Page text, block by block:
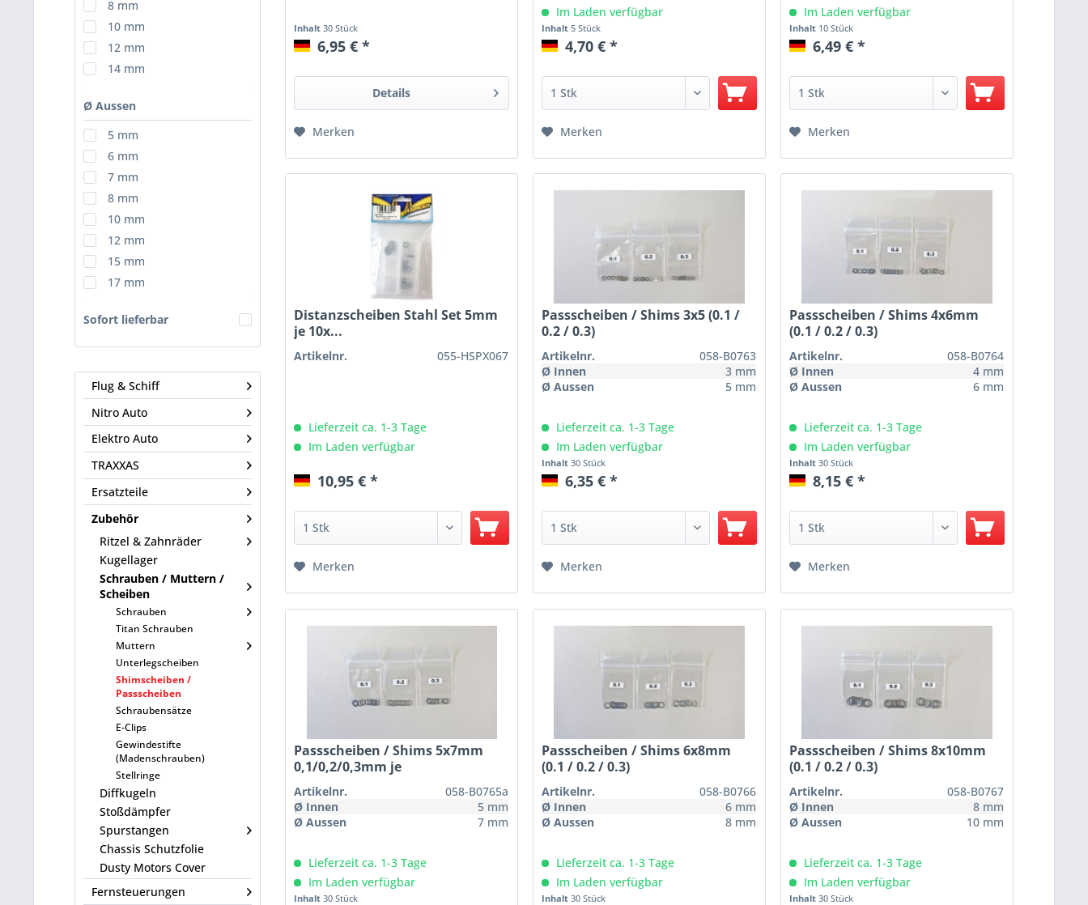
8 mm
10 mm
12 mm
14 mm
Ø Aussen
5 mm
6 mm
7 mm
8 mm
10 mm
12 mm
15 mm
17 mm
Sofort lieferbar
Flug & Schiff
Nitro Auto
Elektro Auto
TRAXXAS
Ersatzteile
Zubehör
Ritzel & Zahnräder
Kugellager
Schrauben / Muttern /
Scheiben
Schrauben
Titan Schrauben
Muttern
Unterlegscheiben
Shimscheiben /
Passscheiben
Schraubensätze
E-Clips
Gewindestifte
(Madenschrauben)
Stellringe
Diffkugeln
Stoßdämpfer
Spurstangen
Chassis Schutzfolie
Dusty Motors Cover
Fernsteuerungen
Inhalt30 Stück
6,95 € *
Details
Merken
Im Laden verfügbar
Inhalt 5 Stück
4,70 € *
Merken
Im Laden verfügbar
Inhalt 10 Stück
6,49 € *
Merken
Distanzscheiben Stahl Set 5mm
je 10x...
Artikelnr. 055-HSPX067
Lieferzeit ca. 1-3 Tage
Im Laden verfügbar
10,95 € *
Merken
Passscheiben / Shims 3x5 (0.1 /
0.2 / 0.3)
Artikelnr.
058-B0763
Ø Innen
3 mm
Ø Aussen
5 mm
Lieferzeit ca. 1-3 Tage
Im Laden verfügbar
Inhalt30 Stück
6,35 € *
Merken
Passscheiben / Shims 4x6mm
(0.1 / 0.2 / 0.3)
Artikelnr.
058-B0764
Ø Innen
4 mm
Ø Aussen
6 mm
Lieferzeit ca. 1-3 Tage
Im Laden verfügbar
Inhalt30 Stück
8,15 € *
Merken
Passscheiben / Shims 5x7mm
0,1/0,2/0,3mm je
Artikelnr.
058-B0765a
Ø Innen
5 mm
Ø Aussen
7 mm
Lieferzeit ca. 1-3 Tage
Im Laden verfügbar
Inhalt30 Stück
Passscheiben / Shims 6x8mm
(0.1 / 0.2 / 0.3)
Artikelnr.
058-B0766
Ø Innen
6 mm
Ø Aussen
8 mm
Lieferzeit ca. 1-3 Tage
Im Laden verfügbar
Inhalt30 Stück
Passscheiben / Shims 8x10mm
(0.1 / 0.2 / 0.3)
Artikelnr.
058-B0767
Ø Innen
8 mm
Ø Aussen
10 mm
Lieferzeit ca. 1-3 Tage
Im Laden verfügbar
Inhalt30 Stück